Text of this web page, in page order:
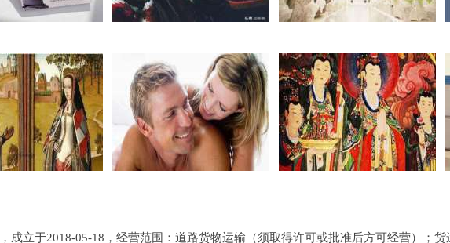
成立于2018-05-18，经营范围：道路货物运输（须取得许可或批准后方可经营）；